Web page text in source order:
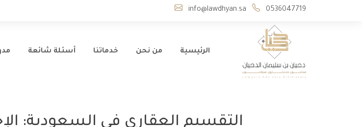
0536047719
info@lawdhyan.sa
الرئيسية من نحن خدماتنا أسئلة شائعة
التقسيم العقاري في السعودية: